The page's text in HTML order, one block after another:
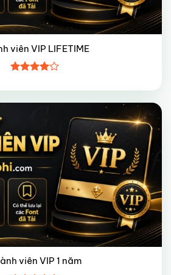
viên VIP LIFETIME
xếp hạng
45 sao
viên VIP 1 năm